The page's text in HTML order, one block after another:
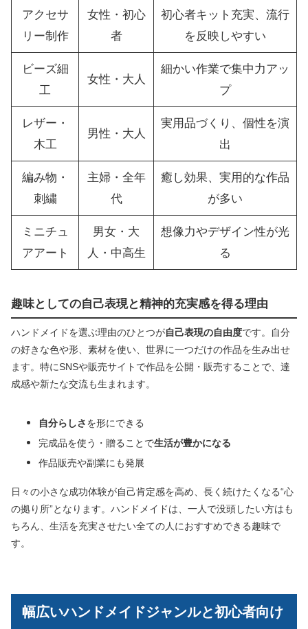
アクセサ
リー制作
女性・初心
者
初心者キット充実、流行
を反映しやすい
ビーズ細
工
女性・大人
細かい作業で集中力アッ
プ
レザー・
木工
男性・大人
実用品づくり、個性を演
出
編み物・
刺繍
主婦・全年
代
癒し効果、実用的な作品
が多い
ミニチュ
アアート
男女・大
人・中高生
想像力やデザイン性が光
る
趣味としての自己表現と精神的充実感を得る理由
ハンドメイドを選ぶ理由のひとつが自己表現の自由度です。自分
の好きな色や形、素材を使い、世界に一つだけの作品を生み出せ
ます。特にSNSや販売サイトで作品を公開・販売することで、達
成感や新たな交流も生まれます。
自分らしさを形にできる
完成品を使う・贈ることで生活が豊かになる
作品販売や副業にも発展
日々の小さな成功体験が自己肯定感を高め、長く続けたくなる“心
の拠り所”となります。ハンドメイドは、一人で没頭したい方はも
ちろん、生活を充実させたい全ての人におすすめできる趣味で
す。
幅広いハンドメイドジャンルと初心者向け